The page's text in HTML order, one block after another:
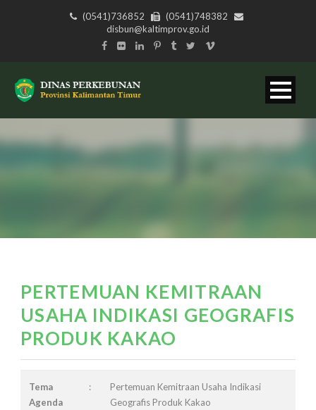
(0541)736852
(0541)748382
disbun@kaltimprov.go.id
PERTEMUAN KEMITRAAN
USAHA INDIKASI GEOGRAFIS
PRODUK KAKAO
Tema
Agenda
:
Pertemuan Kemitraan Usaha Indikasi
Geografis Produk Kakao